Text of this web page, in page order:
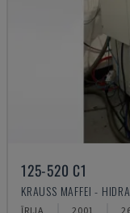
125-520 C1
KRAUSS MAFFEI -
ĪRIJA 2001